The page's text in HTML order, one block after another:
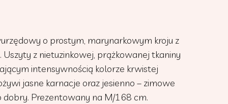
o prostym, marynarkowym kroju z
Uszyty z nietuzinkowej, prążkowanej tkaniny
intensywnością kolorze krwistej
jasne karnacje oraz jesienno – zimowe
dobry. Prezentowany na M/168 cm.